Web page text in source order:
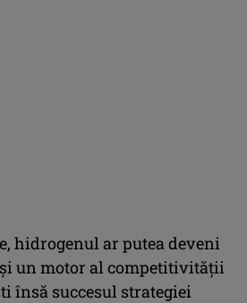
hidrogenul ar putea deveni
un motor al competitivităţii
însă succesul strategiei